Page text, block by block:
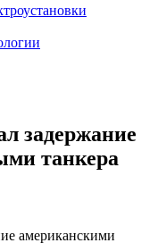
задержание
танкера